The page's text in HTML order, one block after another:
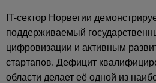
IT-сектор Норвегии
поддерживаемый
цифровизации и активным
стартапов. Дефицит
области делает её одной из